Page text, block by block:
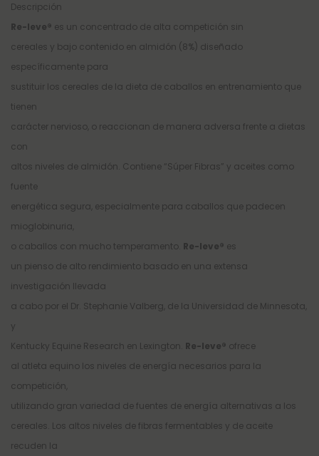
Descripción
Re-leve® es un concentrado de alta competición sin
cereales y bajo contenido en almidón (8%) diseñado
específicamente para
sustituir los cereales de la dieta de caballos en entrenamiento que
tienen
carácter nervioso, o reaccionan de manera adversa frente a dietas
con
altos niveles de almidón. Contiene “Súper Fibras” y aceites como
fuente
energética segura, especialmente para caballos que padecen
mioglobinuria,
o caballos con mucho temperamento. Re-leve® es
un pienso de alto rendimiento basado en una extensa
investigación llevada
a cabo por el Dr. Stephanie Valberg, de la Universidad de Minnesota,
y
Kentucky Equine Research en Lexington. Re-leve® ofrece
al atleta equino los niveles de energía necesarios para la
competición,
utilizando gran variedad de fuentes de energía alternativas a los
cereales. Los altos niveles de fibras fermentables y de aceite
recuden la